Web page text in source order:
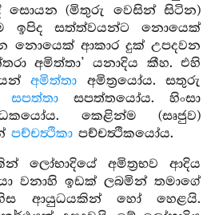
සොයන (මිතුරු වෙසින් සිටින)
ඉපිද සත්ත්වයන්ට නොයෙක්
නොයෙක් ආකාර දුක් උපදවන
අමිත්තා’ යනාදිය කීහ. එහි
අමිත්තා අමිත්‍රයෝය. සතුරු
සපත්තාසපත්තයෝය. හිංසා
කෙළින්ම (සෘජුව)
පච්චත්‍ථිකා පච්චත්‍ථිකයෝය.
ලෝභාදියේ අමිත්‍රභව ආදිය
වනාහි ඉඩක් ලබමින් තමාගේ
ආයුධයකින් හෝ හෙළයි.